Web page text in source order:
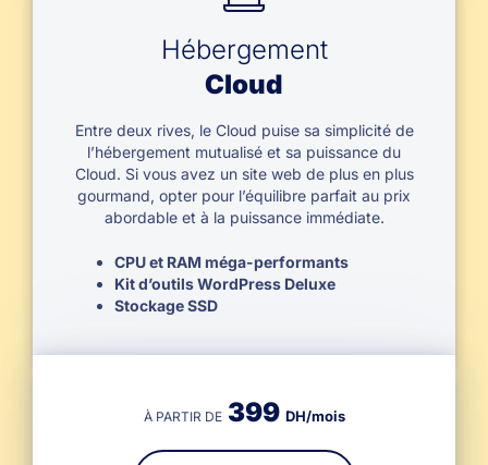
Hébergement
Cloud
Entre deux rives, le Cloud puise sa simplicité de
l’hébergement mutualisé et sa puissance du
Cloud. Si vous avez un site web de plus en plus
gourmand, opter pour l’équilibre parfait au prix
abordable et à la puissance immédiate.
CPU et RAM méga-performants
Kit d’outils WordPress Deluxe
Stockage SSD
À PARTIR DE 399 DH/mois